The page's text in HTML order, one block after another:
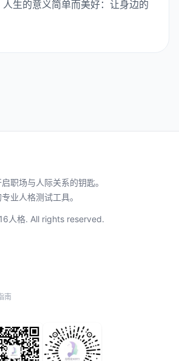
生的意义简单而美好：让身边的
职场与人际关系的钥匙。
业人格测试工具。
人格. All rights reserved.
南